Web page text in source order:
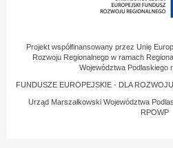
Projekt współfinansowany przez Unię
Rozwoju Regionalnego w ramach
Województwa Podlaskiego
FUNDUSZE EUROPEJSKIE - DLA
Urząd Marszałkowski Województwa
RPOWP